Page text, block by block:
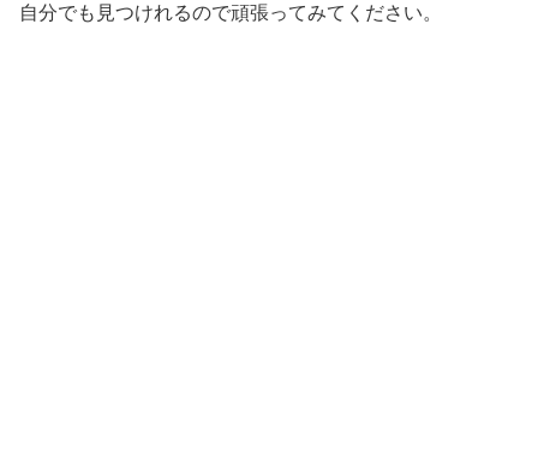
自分でも見つけれるので頑張ってみてください。